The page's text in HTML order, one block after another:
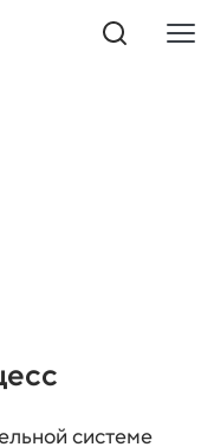
системе